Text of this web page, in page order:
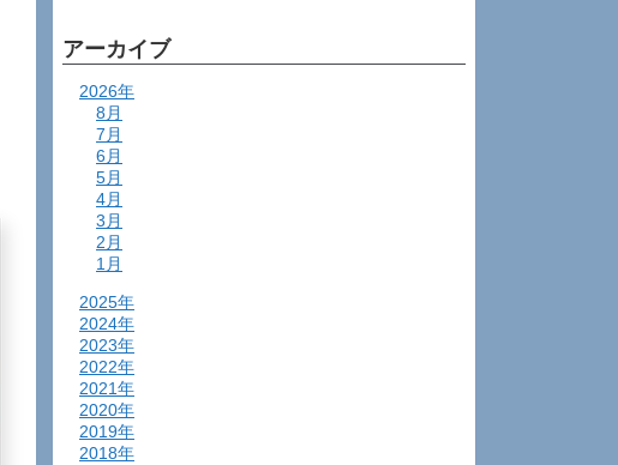
アーカイブ
2026年
8月
7月
6月
5月
4月
3月
2月
1月
2025年
2024年
2023年
2022年
2021年
2020年
2019年
2018年